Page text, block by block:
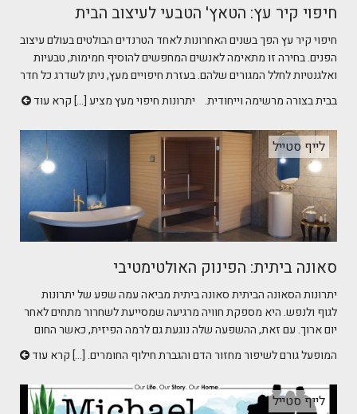
חיפוי קיר עץ: הטאץ' הטבעי לעיצוב הבית
חיפוי קיר עץ הפך בשנים האחרונות לאחד הטרנדים הבולטים בעולם עיצוב
הפנים. בחירה זו מתאימה לאנשים המחפשים להוסיף חמימות, טבעיות
ואלגנטיות לחלל המגורים שלהם. בעזרת חיפויים מעץ, ניתן לשדרג כל חדר
בבית בצורה מרשימה וייחודית. יתרונות חיפוי מעץ מציע [...] קרא עוד
לייף סטייל
סאונה ביתית: הפינוק האולטימטיבי
יתרונות הסאונה הביתית סאונה ביתית מביאה עמה שפע של יתרונות
לגוף ולנפש. היא מספקת חוויה מרגיעה שמסייעת לשחרור מתחים לאחר
יום ארוך. עם זאת, ההשפעה שלה נוגעת גם לרמה הפיזית, כאשר החום
המופעל גורם לשיפור מחזור הדם והגברת חילוף החומרים. [...] קרא עוד
לייף סטייל